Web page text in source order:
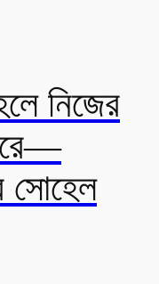
নিজের
সোহেল